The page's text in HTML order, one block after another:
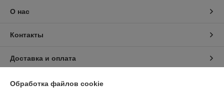
О нас
Контакты
Доставка и оплата
График работы
Обработка файлов cookie